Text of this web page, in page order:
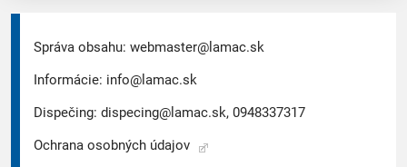
Správa obsahu: webmaster@lamac.sk
Informácie: info@lamac.sk
Dispečing: dispecing@lamac.sk, 0948337317
Ochrana osobných údajov